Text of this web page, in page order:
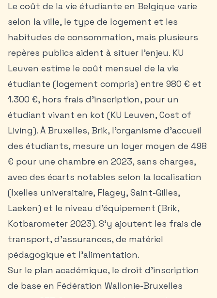
Le coût de la vie étudiante en Belgique varie
selon la ville, le type de logement et les
habitudes de consommation, mais plusieurs
repères publics aident à situer l’enjeu. KU
Leuven estime le coût mensuel de la vie
étudiante (logement compris) entre 980 € et
1.300 €, hors frais d’inscription, pour un
étudiant vivant en kot (KU Leuven, Cost of
Living). À Bruxelles, Brik, l’organisme d’accueil
des étudiants, mesure un loyer moyen de 498
€ pour une chambre en 2023, sans charges,
avec des écarts notables selon la localisation
(Ixelles universitaire, Flagey, Saint-Gilles,
Laeken) et le niveau d’équipement (Brik,
Kotbarometer 2023). S’y ajoutent les frais de
transport, d’assurances, de matériel
pédagogique et l’alimentation.
Sur le plan académique, le droit d’inscription
de base en Fédération Wallonie-Bruxelles